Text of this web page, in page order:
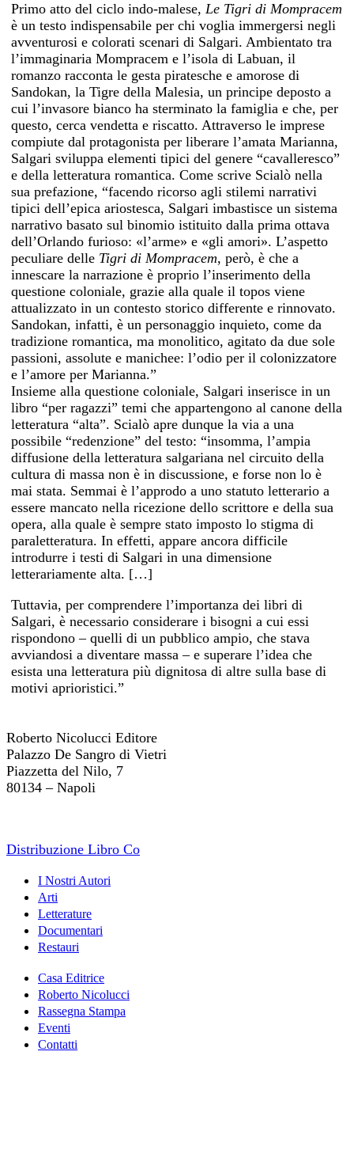
Primo atto del ciclo indo-malese, Le Tigri di Mompracem
è un testo indispensabile per chi voglia immergersi negli
avventurosi e colorati scenari di Salgari. Ambientato tra
l’immaginaria Mompracem e l’isola di Labuan, il
romanzo racconta le gesta piratesche e amorose di
Sandokan, la Tigre della Malesia, un principe deposto a
cui l’invasore bianco ha sterminato la famiglia e che, per
questo, cerca vendetta e riscatto. Attraverso le imprese
compiute dal protagonista per liberare l’amata Marianna,
Salgari sviluppa elementi tipici del genere “cavalleresco”
e della letteratura romantica. Come scrive Scialò nella
sua prefazione, “facendo ricorso agli stilemi narrativi
tipici dell’epica ariostesca, Salgari imbastisce un sistema
narrativo basato sul binomio istituito dalla prima ottava
dell’Orlando furioso: «l’arme» e «gli amori». L’aspetto
peculiare delle Tigri di Mompracem, però, è che a
innescare la narrazione è proprio l’inserimento della
questione coloniale, grazie alla quale il topos viene
attualizzato in un contesto storico differente e rinnovato.
Sandokan, infatti, è un personaggio inquieto, come da
tradizione romantica, ma monolitico, agitato da due sole
passioni, assolute e manichee: l’odio per il colonizzatore
e l’amore per Marianna.”
Insieme alla questione coloniale, Salgari inserisce in un
libro “per ragazzi” temi che appartengono al canone della
letteratura “alta”. Scialò apre dunque la via a una
possibile “redenzione” del testo: “insomma, l’ampia
diffusione della letteratura salgariana nel circuito della
cultura di massa non è in discussione, e forse non lo è
mai stata. Semmai è l’approdo a uno statuto letterario a
essere mancato nella ricezione dello scrittore e della sua
opera, alla quale è sempre stato imposto lo stigma di
paraletteratura. In effetti, appare ancora difficile
introdurre i testi di Salgari in una dimensione
letterariamente alta. […]
Tuttavia, per comprendere l’importanza dei libri di
Salgari, è necessario considerare i bisogni a cui essi
rispondono – quelli di un pubblico ampio, che stava
avviandosi a diventare massa – e superare l’idea che
esista una letteratura più dignitosa di altre sulla base di
motivi aprioristici.”
Roberto Nicolucci Editore
Palazzo De Sangro di Vietri
Piazzetta del Nilo, 7
80134 – Napoli
Distribuzione Libro Co
I Nostri Autori
Arti
Letterature
Documentari
Restauri
Casa Editrice
Roberto Nicolucci
Rassegna Stampa
Eventi
Contatti